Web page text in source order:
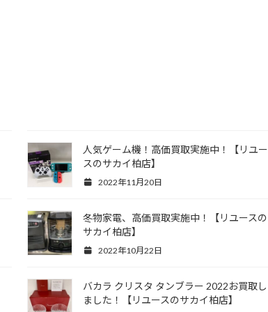
人気ゲーム機！高価買取実施中！【リユー
スのサカイ柏店】
2022年11月20日
冬物家電、高価買取実施中！【リユースの
サカイ柏店】
2022年10月22日
バカラ クリスタ タンブラー 2022お買取し
ました！【リユースのサカイ柏店】